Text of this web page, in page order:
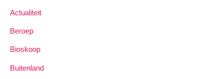
Actualiteit
Beroep
Bioskoop
Buitenland